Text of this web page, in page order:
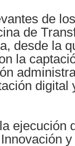
de
de
desde la
la
digital
ejecución